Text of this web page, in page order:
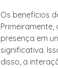
Os benefícios
Primeiramente,
presença em
significativa.
disso, a